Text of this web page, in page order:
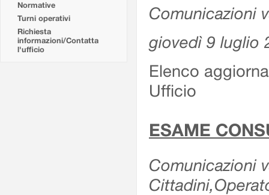
Normative
Turni operativi
Richiesta
informazioni/Contatta
l'ufficio
Comunicazioni
giovedì 9 luglio
Elenco
Ufficio
ESAME
Comunicazioni